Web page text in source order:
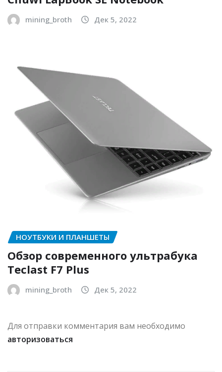
mining_broth Дек 5, 2022
НОУТБУКИ И ПЛАНШЕТЫ
Обзор современного ультрабука
Teclast F7 Plus
mining_broth Дек 5, 2022
Для отправки комментария вам необходимо
авторизоваться